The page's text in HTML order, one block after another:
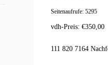
Seitenaufrufe: 5295
vdh-Preis: €350,00
111 820 7164